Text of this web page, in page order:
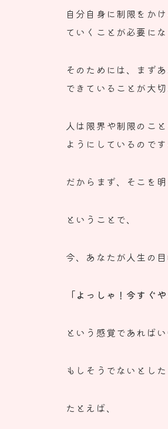
自分自身に制限をか
ていくことが必要にな
そのためには、 まず
できていることが大切
人は限界や制限のこ
ようにしているのです
だからまず、そこを
ということで、
今、あなたが人生の目
「よっしゃ！今すぐや
という感覚であれば
もしそうでないとした
たとえば、